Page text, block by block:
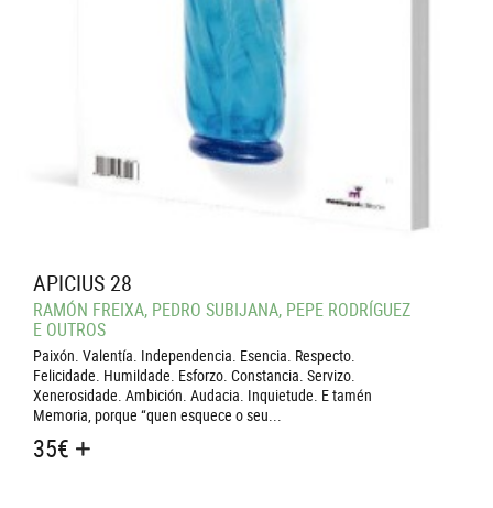
APICIUS 28
RAMÓN FREIXA, PEDRO SUBIJANA, PEPE RODRÍGUEZ
E OUTROS
Paixón. Valentía. Independencia. Esencia. Respecto.
Felicidade. Humildade. Esforzo. Constancia. Servizo.
Xenerosidade. Ambición. Audacia. Inquietude. E tamén
Memoria, porque “quen esquece o seu...
35€